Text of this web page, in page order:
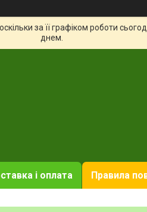
за її графіком роботи
днем.
і оплата Правила